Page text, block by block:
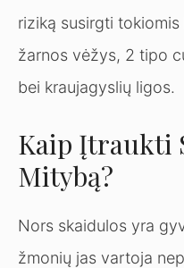
riziką susirgti
žarnos vėžys, 2 tipo
bei kraujagyslių ligos.
Kaip Įtraukti
Mitybą?
Nors skaidulos yra
žmonių jas vartoja